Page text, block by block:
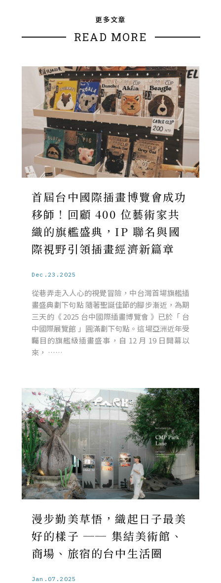
更多文章
READ MORE
首屆台中國際插畫博覽會成功
移師！回顧 400 位藝術家共
織的旗艦盛典，IP 聯名與國
際視野引領插畫經濟新篇章
Dec.23.2025
從巷弄走入人心的視覺冒險，中台灣首場旗艦插
畫盛典劃下句點 隨著聖誕佳節的腳步漸近，為期
三天的《 2025 台中國際插畫博覽會 》已於「 台
中國際展覽館 」圓滿劃下句點。這場亞洲近年受
矚目的旗艦級插畫盛事，自 12 月 19 日開幕以
來， ……
漫步勤美草悟，織起日子最美
好的樣子 ── 集結美術館、
商場、旅宿的台中生活圈
Jan.07.2025